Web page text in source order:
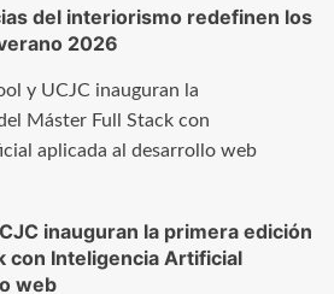
del interiorismo redefinen los
2026
inauguran la primera edición
con Inteligencia Artificial
web